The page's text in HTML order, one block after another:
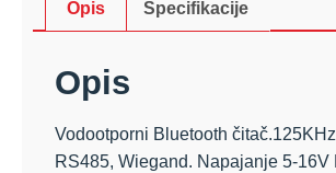
Opis Specifikacije
Opis
Vodootporni Bluetooth čitač.125KHz
RS485, Wiegand. Napajanje 5-16V